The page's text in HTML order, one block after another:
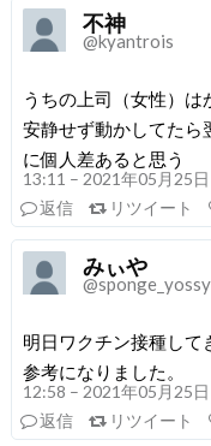
不神
@kyantrois
うちの上司（女性）は
安静せず動かしてたら
に個人差あると思う
13:11 – 2021年05月25日
返信
リツイート
みぃや
@sponge_yossy
明日ワクチン接種して
参考になりました。
12:58 – 2021年05月25日
返信
リツイート